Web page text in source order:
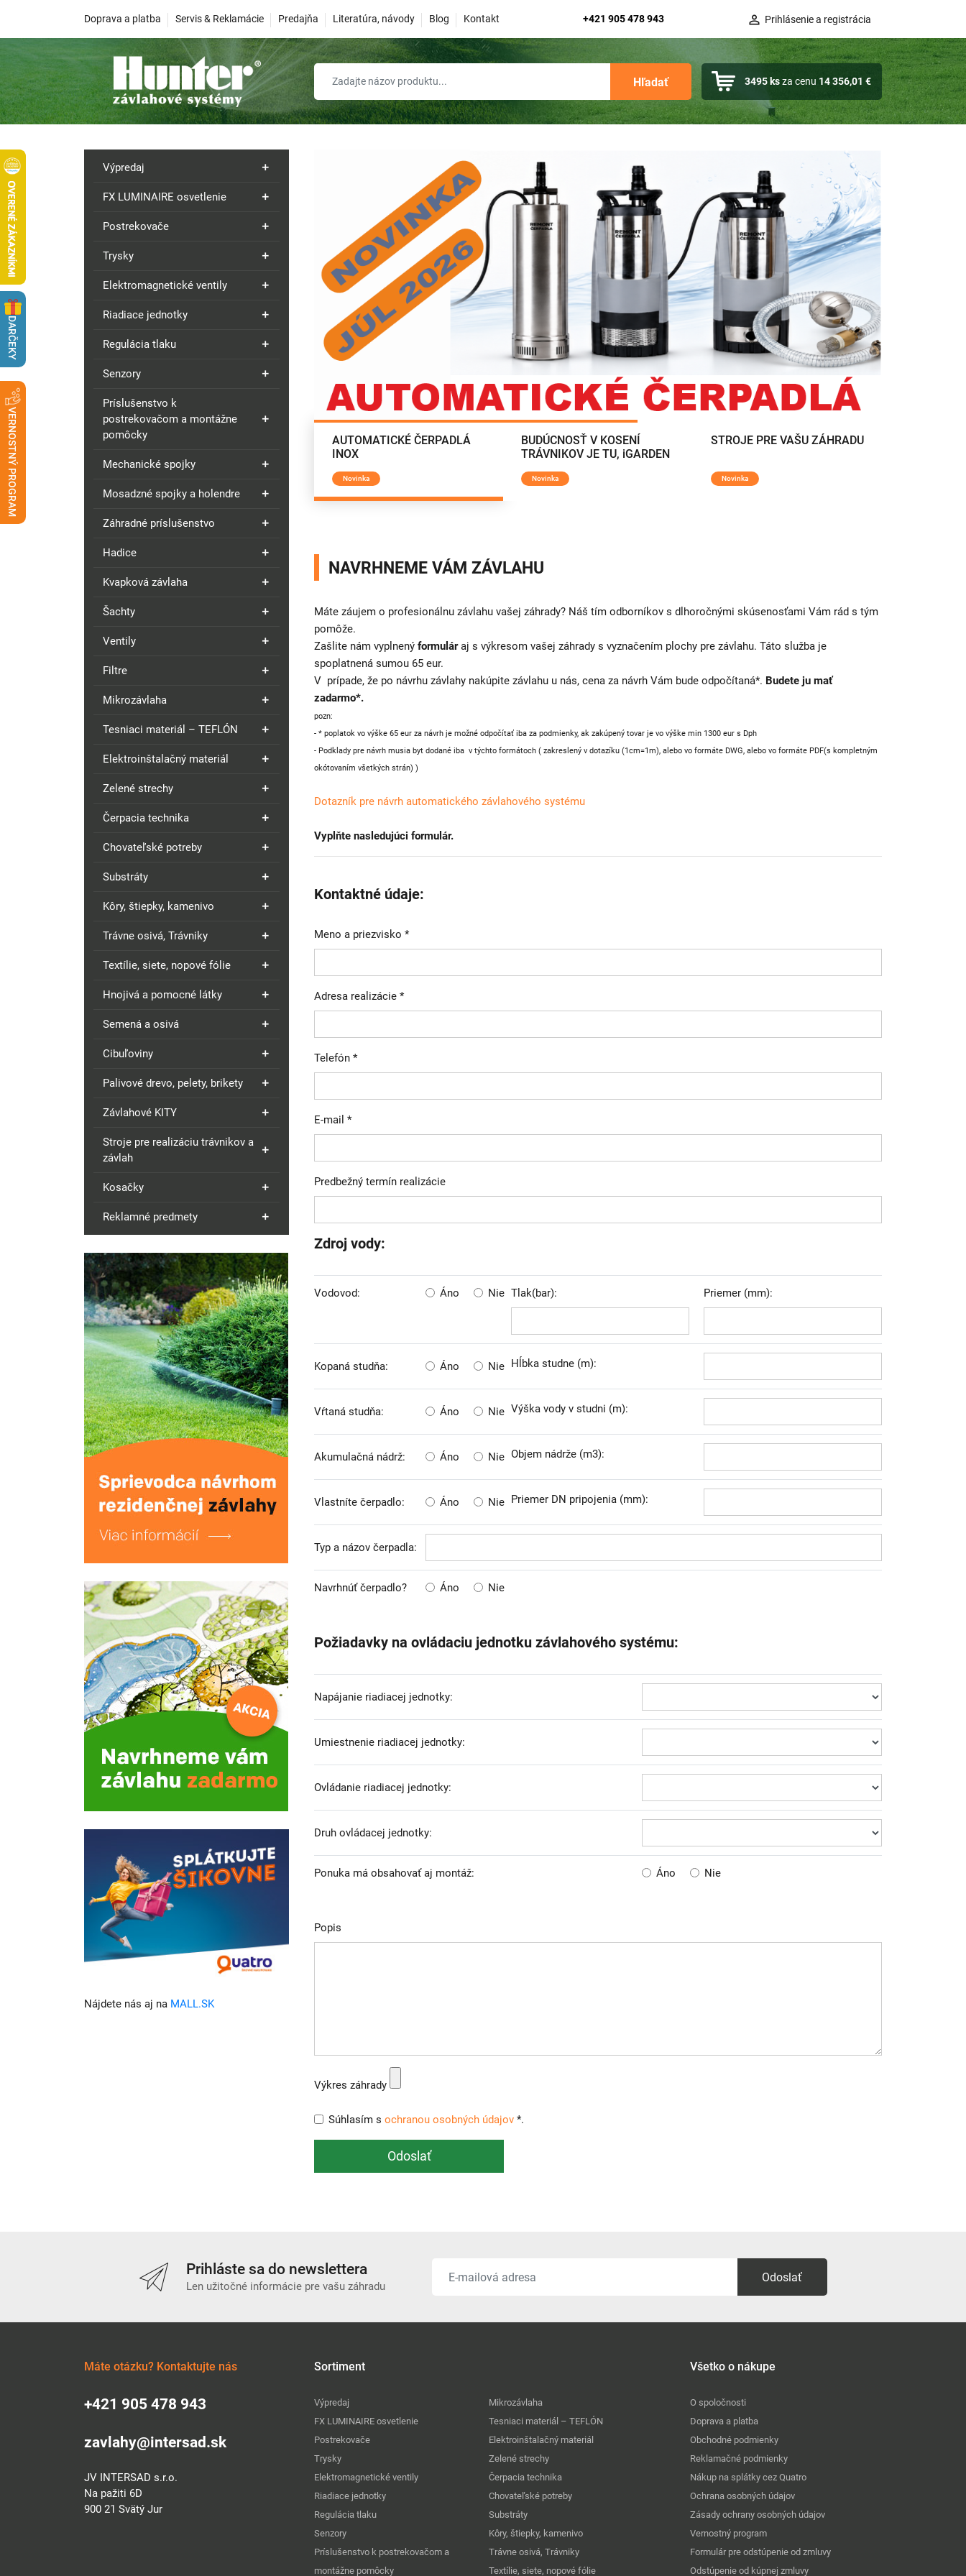
Doprava a platba Servis & Reklamácie Predajňa Literatúra, návody Blog Kontakt +421 905 478 943 Prihlásenie a registrácia
Hľadať 3495ksza cenu 14 356,01 €
Výpredaj
FX LUMINAIRE osvetlenie
Postrekovače
Trysky
Elektromagnetické ventily
Riadiace jednotky
Regulácia tlaku
Senzory
Príslušenstvo k
postrekovačom a montážne
pomôcky
Mechanické spojky
Mosadzné spojky a holendre
Záhradné príslušenstvo
Hadice
Kvapková závlaha
Šachty
Ventily
Filtre
Mikrozávlaha
Tesniaci materiál – TEFLÓN
Elektroinštalačný materiál
Zelené strechy
Čerpacia technika
Chovateľské potreby
Substráty
Kôry, štiepky, kamenivo
Trávne osivá, Trávniky
Textílie, siete, nopové fólie
Hnojivá a pomocné látky
Semená a osivá
Cibuľoviny
Palivové drevo, pelety, brikety
Závlahové KITY
Stroje pre realizáciu trávnikov a
závlah
Kosačky
Reklamné predmety
Nájdete nás aj na MALL.SK
AUTOMATICKÉ ČERPADLÁ
INOX
Novinka
BUDÚCNOSŤ V KOSENÍ
TRÁVNIKOV JE TU, iGARDEN
Novinka
STROJE PRE VAŠU ZÁHRADU
Novinka
NAVRHNEME VÁM ZÁVLAHU
Máte záujem o profesionálnu závlahu vašej záhrady? Náš tím odborníkov s dlhoročnými skúsenosťami Vám rád s tým
pomôže.
Zašlite nám vyplnený formuláraj s výkresom vašej záhrady s vyznačením plochy pre závlahu. Táto služba je
spoplatnená sumou 65 eur.
V prípade, že po návrhu závlahy nakúpite závlahu u nás, cena za návrh Vám bude odpočítaná*. Budete ju mať
zadarmo*.
pozn:
- * poplatok vo výške 65 eur za návrh je možné odpočítať iba za podmienky, ak zakúpený tovar je vo výške min 1300 eur s Dph
- Podklady pre návrh musia byt dodané iba v týchto formátoch ( zakreslený v dotazíku (1cm=1m), alebo vo formáte DWG, alebo vo formáte PDF(s kompletným
okótovaním všetkých strán) )
Dotazník pre návrh automatického závlahového systému
Vyplňte nasledujúci formulár.
Kontaktné údaje:
Meno a priezvisko *
Adresa realizácie *
Telefón *
E-mail *
Predbežný termín realizácie
Zdroj vody:
Vodovod: Áno Nie Tlak(bar): Priemer (mm):
Kopaná studňa: Áno Nie Hĺbka studne (m):
Vŕtaná studňa: Áno Nie Výška vody v studni (m):
Akumulačná nádrž: Áno Nie Objem nádrže (m3):
Vlastníte čerpadlo: Áno Nie Priemer DN pripojenia (mm):
Typ a názov čerpadla:
Navrhnúť čerpadlo? Áno Nie
Požiadavky na ovládaciu jednotku závlahového systému:
Napájanie riadiacej jednotky:
Umiestnenie riadiacej jednotky:
Ovládanie riadiacej jednotky:
Druh ovládacej jednotky:
Ponuka má obsahovať aj montáž: Áno Nie
Popis
Výkres záhrady
Súhlasím s ochranou osobných údajov *.
Odoslať
Prihláste sa do newslettera
Len užitočné informácie pre vašu záhradu
Odoslať
Máte otázku? Kontaktujte nás
+421 905 478 943
zavlahy@intersad.sk
JV INTERSAD s.r.o.
Na pažiti 6D
900 21 Svätý Jur
Sortiment
Výpredaj
FX LUMINAIRE osvetlenie
Postrekovače
Trysky
Elektromagnetické ventily
Riadiace jednotky
Regulácia tlaku
Senzory
Príslušenstvo k postrekovačom a
montážne pomôcky
Mikrozávlaha
Tesniaci materiál – TEFLÓN
Elektroinštalačný materiál
Zelené strechy
Čerpacia technika
Chovateľské potreby
Substráty
Kôry, štiepky, kamenivo
Trávne osivá, Trávniky
Textílie, siete, nopové fólie
Všetko o nákupe
O spoločnosti
Doprava a platba
Obchodné podmienky
Reklamačné podmienky
Nákup na splátky cez Quatro
Ochrana osobných údajov
Zásady ochrany osobných údajov
Vernostný program
Formulár pre odstúpenie od zmluvy
Odstúpenie od kúpnej zmluvy
DARČEKY
VERNOSTNÝ PROGRAM